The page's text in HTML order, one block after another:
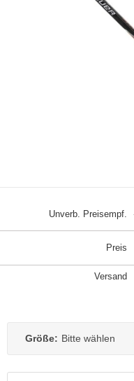
Unverb. Preisempf.
Preis
Versand
Größe: Bitte wählen